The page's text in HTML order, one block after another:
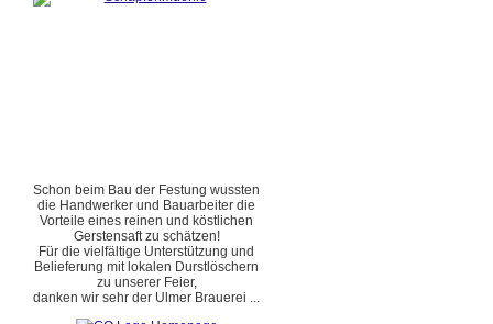
Schon beim Bau der Festung wussten
die Handwerker und Bauarbeiter die
Vorteile eines reinen und köstlichen
Gerstensaft zu schätzen!
Für die vielfältige Unterstützung und
Belieferung mit lokalen Durstlöschern
zu unserer Feier,
danken wir sehr der Ulmer Brauerei ...